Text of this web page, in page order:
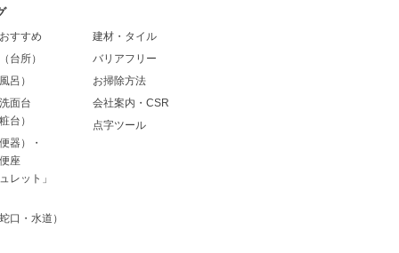
すすめ
台所）
呂）
面台
台）
器）・
座
レット」
口・水道）
建材・タイル
バリアフリー
お掃除方法
会社案内・CSR
点字ツール